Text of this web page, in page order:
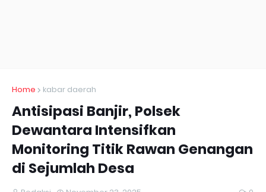
Home kabar daerah
Antisipasi Banjir, Polsek
Dewantara Intensifkan
Monitoring Titik Rawan Genangan
di Sejumlah Desa